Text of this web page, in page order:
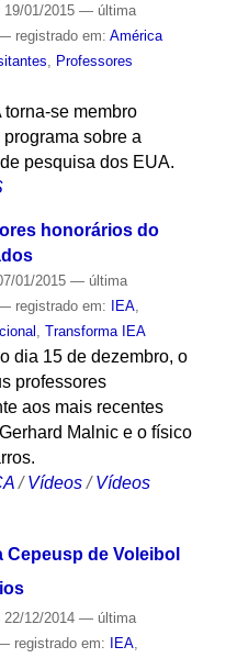
19/01/2015 — última
registrado em: América
Professores
torna-se membro
sobre a
pesquisa dos EUA.
honorários do
01/2015 — última
registrado em: IEA,
Transforma IEA
dia 15 de dezembro, o
professores
aos mais recentes
Malnic e o físico
/Vídeos /Vídeos
Cepeusp de Voleibol
22/12/2014 — última
registrado em: IEA,